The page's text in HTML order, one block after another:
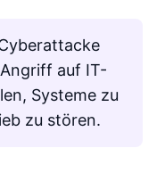
auf IT-
Systeme zu
zu stören.